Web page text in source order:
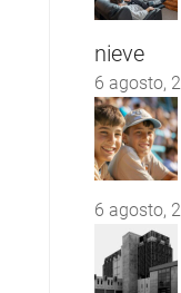
nieve
6 agosto,
6 agosto,